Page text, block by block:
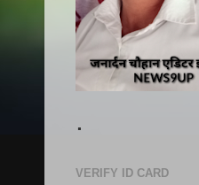
.
VERIFY ID CARD